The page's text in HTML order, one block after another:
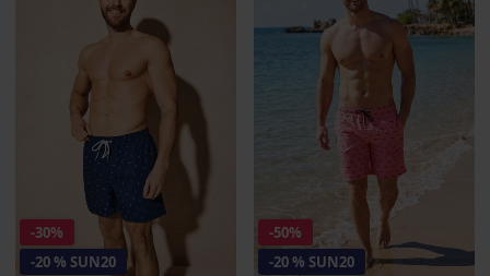
-30%
-20 % SUN20
-50%
-20 % SUN20